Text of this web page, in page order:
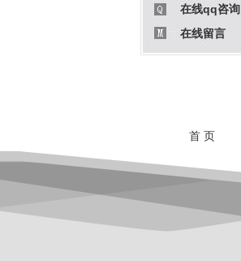
在线qq咨询
在线留言
首 页